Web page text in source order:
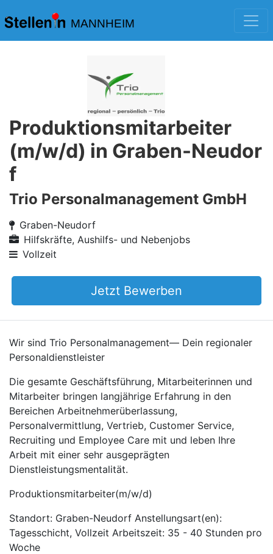
MANNHEIM
Produktionsmitarbeiter
(m/w/d) in Graben-Neudor
f
Trio Personalmanagement GmbH
Graben-Neudorf
Hilfskräfte, Aushilfs- und Nebenjobs
Vollzeit
Jetzt Bewerben
Wir sind Trio Personalmanagement— Dein regionaler
Personaldienstleister
Die gesamte Geschäftsführung, Mitarbeiterinnen und
Mitarbeiter bringen langjährige Erfahrung in den
Bereichen Arbeitnehmerüberlassung,
Personalvermittlung, Vertrieb, Customer Service,
Recruiting und Employee Care mit und leben Ihre
Arbeit mit einer sehr ausgeprägten
Dienstleistungsmentalität.
Produktionsmitarbeiter(m/w/d)
Standort: Graben-Neudorf Anstellungsart(en):
Tagesschicht, Vollzeit Arbeitszeit: 35 - 40 Stunden pro
Woche